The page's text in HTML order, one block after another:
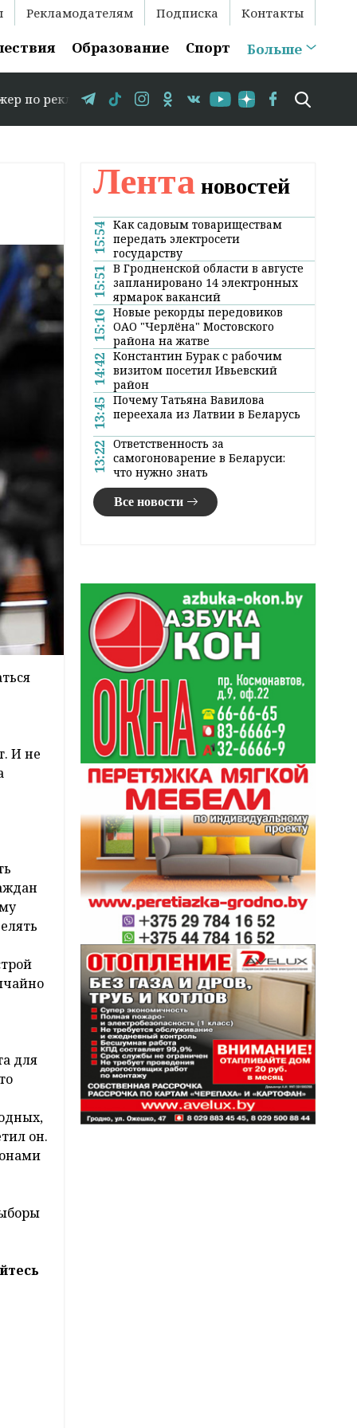
Рекламодателям Подписка Контакты
Образование Спорт Больше
+375 29 583-35-86 // В Гродно временно
И не
для
он.
Лента новостей
15:54 Как садовым товариществам
передать электросети
государству
15:51 В Гродненской области в августе
запланировано 14 электронных
ярмарок вакансий
15:16 Новые рекорды передовиков
ОАО "Черлёна" Мостовского
района на жатве
14:42 Константин Бурак с рабочим
визитом посетил Ивьевский
район
13:45 Почему Татьяна Вавилова
переехала из Латвии в Беларусь
13:22 Ответственность за
самогоноварение в Беларуси:
что нужно знать
Все новости